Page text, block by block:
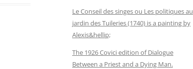
Le Conseil des singes ou Les politiques au
jardin des Tuileries (1740) is a painting by
Alexis&hellip;
The 1926 Covici edition of Dialogue
Between a Priest and a Dying Man.